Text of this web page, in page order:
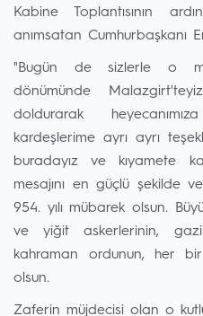
Kabine Toplantısının
anımsatan Cumhurbaşkanı
"Bugün de sizlerle o
dönümünde
doldurarak
kardeşlerime ayrı ayrı
buradayız ve kıyamete
mesajını en güçlü şekilde
954. yılı mübarek olsun.
ve yiğit askerlerinin,
kahraman ordunun, her
olsun.
Zaferin müjdecisi olan o